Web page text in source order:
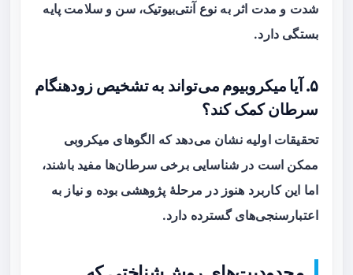
شدت و مدت اثر به نوع آنتی‌بیوتیک، سن و سلامت پایه
بستگی دارد.
۵. آیا میکروبیوم می‌تواند به تشخیص زودهنگام
سرطان کمک کند؟
تحقیقات اولیه نشان می‌دهد که الگوهای میکروبی
ممکن است در شناسایی برخی سرطان‌ها مفید باشند،
اما این کاربرد هنوز در مرحلهٔ پژوهشی بوده و نیاز به
اعتبارسنجی‌های گسترده دارد.